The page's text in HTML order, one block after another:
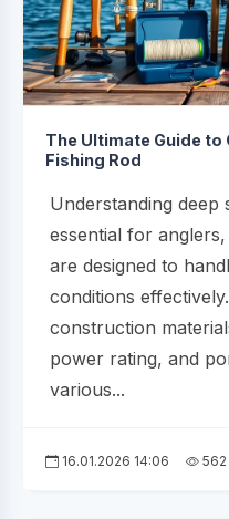
The Ultimate Guide to
Fishing Rod
Understanding deep
essential for
are designed to
conditions
construction
power rating, and
various...
16.01.2026 14:06 562